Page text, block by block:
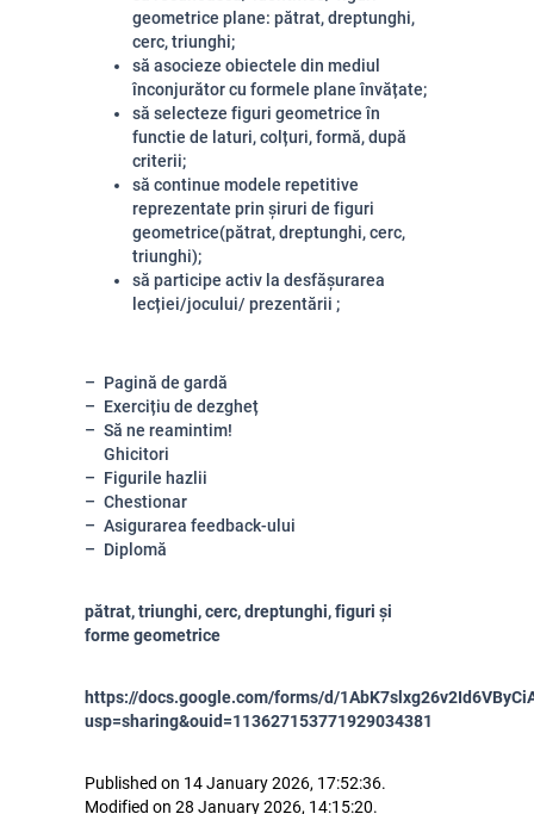
geometrice plane: pătrat, dreptunghi,
cerc, triunghi;
să asocieze obiectele din mediul
înconjurător cu formele plane învățate;
să selecteze figuri geometriceîn
functie de laturi, colțuri, formă,după
criterii;
să continue modele repetitive
reprezentate prin șiruri de figuri
geometrice(pătrat, dreptunghi, cerc,
triunghi);
să participe activ la desfășurarea
lecției/jocului/ prezentării ;
Pagină de gardă
Exercițiu de dezgheț
Să ne reamintim!
Ghicitori
Figurile hazlii
Chestionar
Asigurarea feedback-ului
Diplomă
pătrat, triunghi, cerc, dreptunghi, figuri și
forme geometrice
https://docs.google.com/forms/d/
usp=sharing&ouid=113627153771929034381
Published on 14 January 2026, 17:52:36.
Modified on 28 January 2026, 14:15:20.